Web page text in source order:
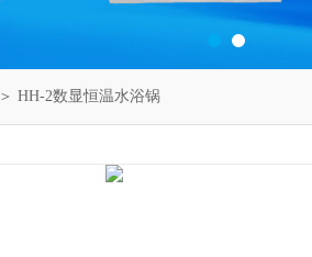
＞ HH-2数显恒温水浴锅